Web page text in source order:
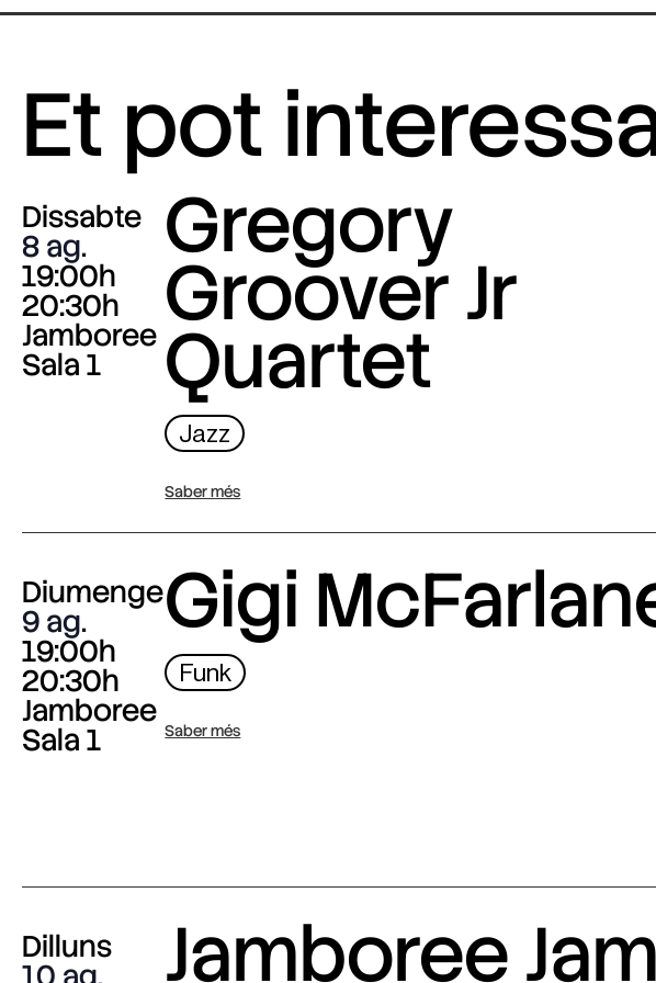
Et pot
Dissabte
8 ag.
19:00h
20:30h
Jamboree
Sala 1
Gregory
Groover Jr
Quartet
Jazz
Saber més
Diumenge
9 ag.
19:00h
20:30h
Jamboree
Sala 1
Gigi
Funk
Saber més
Dilluns Jamboree Jam